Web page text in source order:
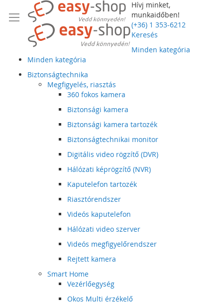
Hívj minket,
munkaidőben!
(+36) 1 353-6212
Keresés
Minden kategória
Minden kategória
Biztonságtechnika
Megfigyelés, riasztás
360 fokos kamera
Biztonsági kamera
Biztonsági kamera tartozék
Biztonságtechnikai monitor
Digitális video rögzítő (DVR)
Hálózati képrögzítő (NVR)
Kaputelefon tartozék
Riasztórendszer
Videós kaputelefon
Hálózati video szerver
Videós megfigyelőrendszer
Rejtett kamera
Smart Home
Vezérlőegység
Okos Multi érzékelő